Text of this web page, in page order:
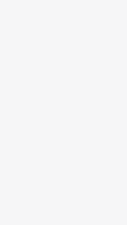
Полка